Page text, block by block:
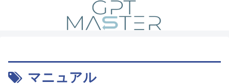
マニュアル